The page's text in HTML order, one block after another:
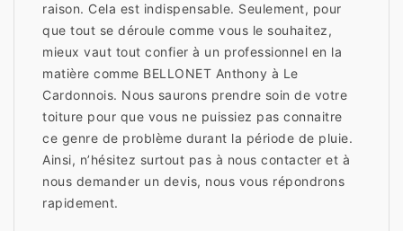
raison. Cela est indispensable. Seulement, pour
que tout se déroule comme vous le souhaitez,
mieux vaut tout confier à un professionnel en la
matière comme BELLONET Anthony à Le
Cardonnois. Nous saurons prendre soin de votre
toiture pour que vous ne puissiez pas connaitre
ce genre de problème durant la période de pluie.
Ainsi, n’hésitez surtout pas à nous contacter et à
nous demander un devis, nous vous répondrons
rapidement.